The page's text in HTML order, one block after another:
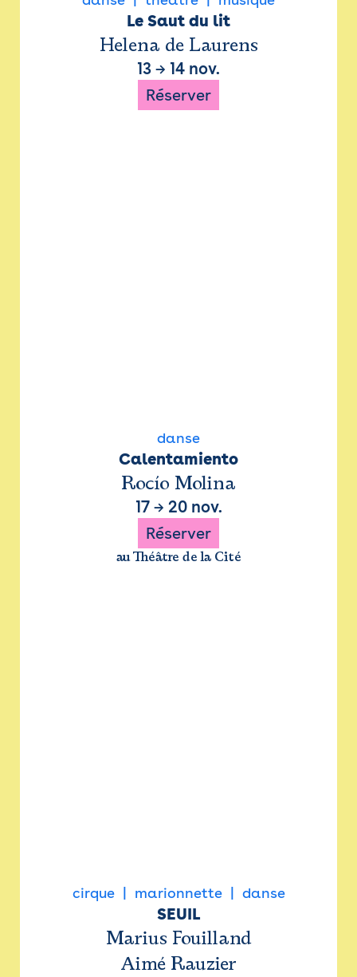
Le Saut du lit
Helena de Laurens
13 → 14 nov.
Réserver
danse
Calentamiento
Rocío Molina
17→ 20 nov.
Réserver
au Théâtre de la Cité
cirque marionnette danse
SEUIL
Marius Fouilland
Aimé Rauzier